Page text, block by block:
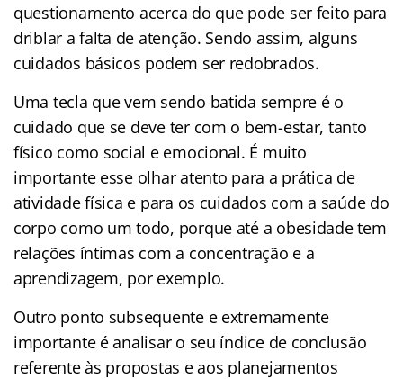
questionamento acerca do que pode ser feito para
driblar a falta de atenção. Sendo assim, alguns
cuidados básicos podem ser redobrados.
Uma tecla que vem sendo batida sempre é o
cuidado que se deve ter com o bem-estar, tanto
físico como social e emocional. É muito
importante esse olhar atento para a prática de
atividade física e para os cuidados com a saúde do
corpo como um todo, porque até a obesidade tem
relações íntimas com a concentração e a
aprendizagem, por exemplo.
Outro ponto subsequente e extremamente
importante é analisar o seu índice de conclusão
referente às propostas e aos planejamentos